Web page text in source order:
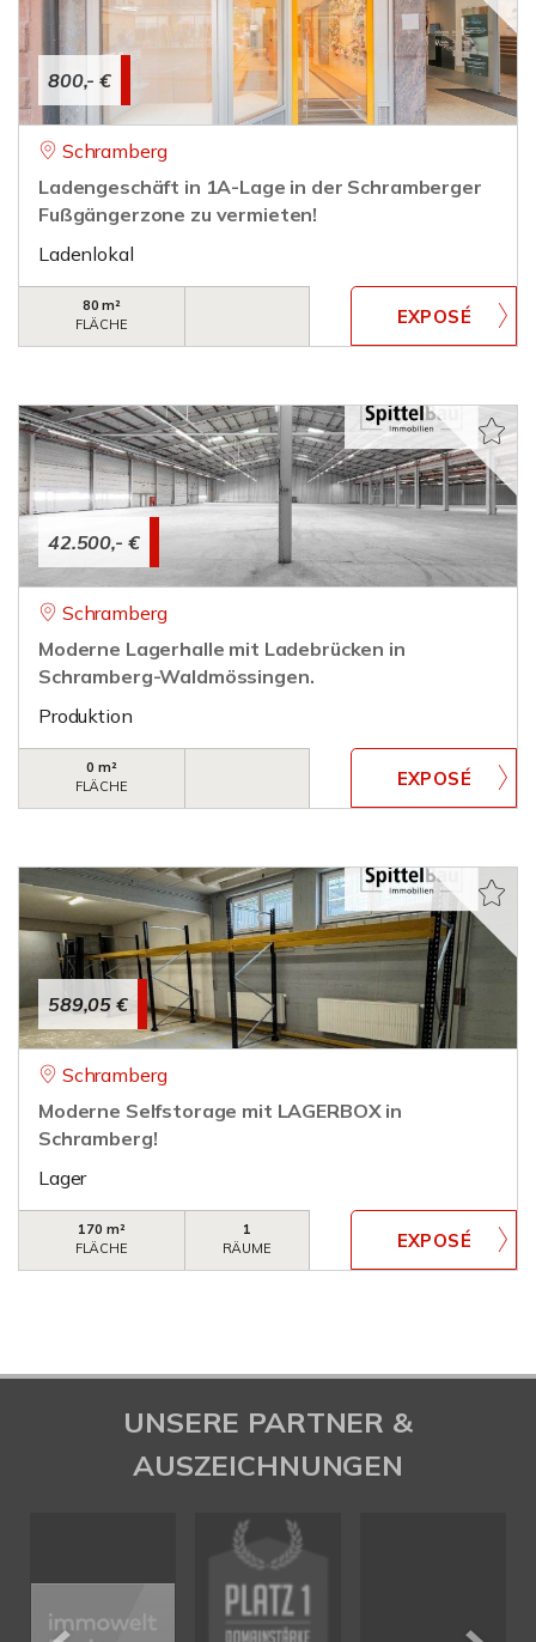
800,- €
Schramberg
Ladengeschäft in 1A-Lage in der Schramberger
Fußgängerzone zu vermieten!
Ladenlokal
80 m²
FLÄCHE
42.500,- €
Schramberg
Moderne Lagerhalle mit Ladebrücken in
Schramberg-Waldmössingen.
Produktion
0 m²
FLÄCHE
589,05 €
Schramberg
Moderne Selfstorage mit LAGERBOX in
Schramberg!
Lager
170 m²
FLÄCHE
1
RÄUME
UNSERE PARTNER &
AUSZEICHNUNGEN